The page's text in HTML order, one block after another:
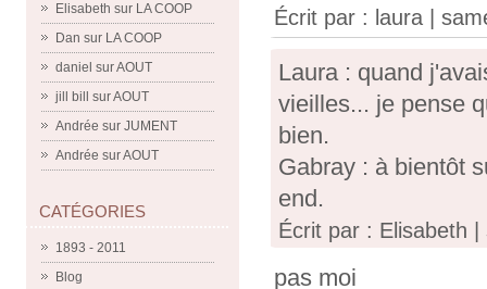
Elisabeth sur LA COOP
Dan sur LA COOP
daniel surAOUT
jill bill
surAOUT
Andrée sur JUMENT
Andrée surAOUT
CATÉGORIES
1893 - 2011
Blog
Écrit par : laura |
Laura : quand
vieilles... je pense
bien.
Gabray : à bientôt
end.
Écrit par : Elisabeth
pas moi